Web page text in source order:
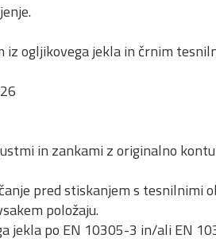
ogljikovega jekla in črnim
in zankami z originalno
pred stiskanjem s tesnilnimi
položaju.
jekla po EN 10305-3 in/ali EN